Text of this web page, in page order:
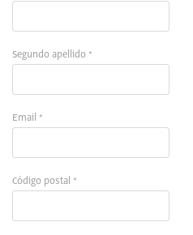
Segundo apellido *
Email *
Código postal *